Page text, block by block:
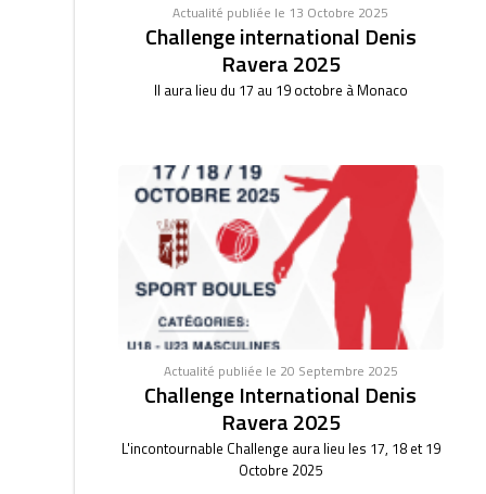
Actualité publiée le 13 Octobre 2025
Challenge international Denis
Ravera 2025
Il aura lieu du 17 au 19 octobre à Monaco
Actualité publiée le 20 Septembre 2025
Challenge International Denis
Ravera 2025
L'incontournable Challenge aura lieu les 17, 18 et 19
Octobre 2025